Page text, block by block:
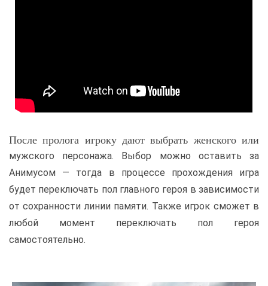
После пролога игроку дают выбрать женского или
мужского персонажа. Выбор можно оставить за
Анимусом — тогда в процессе прохождения игра
будет переключать пол главного героя в зависимости
от сохранности линии памяти. Также игрок сможет в
любой момент переключать пол героя
самостоятельно.